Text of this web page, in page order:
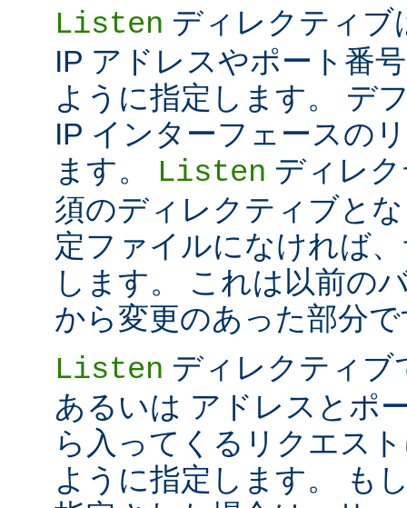
Listen ディレクティブ
IP アドレスやポート番
ように指定します。 デ
IP インターフェースの
ます。
Listen ディレ
須のディレクティブと
定ファイルになければ
します。 これは以前の
から変更のあった部分
Listen ディレクティブ
あるいは アドレスとポ
ら入ってくるリクエス
ように指定します。 も